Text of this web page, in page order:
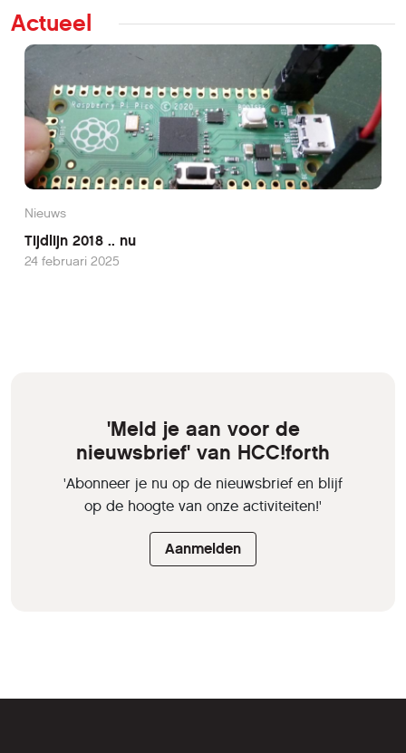
Actueel
Nieuws
Tijdlijn 2018 .. nu
24 februari 2025
'Meld je aan voor de
nieuwsbrief' van HCC!forth
'Abonneer je nu op de nieuwsbrief en blijf
op de hoogte van onze activiteiten!'
Aanmelden